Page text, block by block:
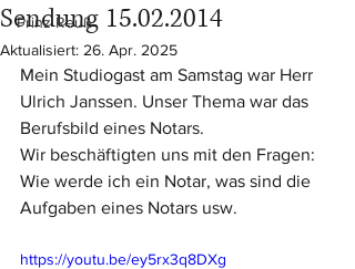
Prinz Reuß
Sendung 15.02.2014
Aktualisiert: 26. Apr. 2025
Mein Studiogast am Samstag war Herr
Ulrich Janssen. Unser Thema war das
Berufsbild eines Notars.
Wir beschäftigten uns mit den Fragen:
Wie werde ich ein Notar, was sind die
Aufgaben eines Notars usw.
https://youtu.be/ey5rx3q8DXg